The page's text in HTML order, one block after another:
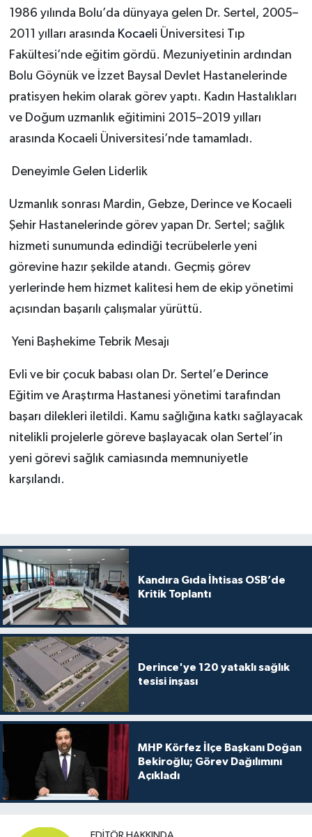
1986 yılında Bolu’da dünyaya gelen Dr. Sertel, 2005–
2011 yılları arasında Kocaeli Üniversitesi Tıp
Fakültesi’nde eğitim gördü. Mezuniyetinin ardından
Bolu Göynük ve İzzet Baysal Devlet Hastanelerinde
pratisyen hekim olarak görev yaptı. Kadın Hastalıkları
ve Doğum uzmanlık eğitimini 2015–2019 yılları
arasında Kocaeli Üniversitesi’nde tamamladı.
Deneyimle Gelen Liderlik
Uzmanlık sonrası Mardin, Gebze, Derince ve Kocaeli
Şehir Hastanelerinde görev yapan Dr. Sertel; sağlık
hizmeti sunumunda edindiği tecrübelerle yeni
görevine hazır şekilde atandı. Geçmiş görev
yerlerinde hem hizmet kalitesi hem de ekip yönetimi
açısından başarılı çalışmalar yürüttü.
Yeni Başhekime Tebrik Mesajı
Evli ve bir çocuk babası olan Dr. Sertel’e Derince
Eğitim ve Araştırma Hastanesi yönetimi tarafından
başarı dilekleri iletildi. Kamu sağlığına katkı sağlayacak
nitelikli projelerle göreve başlayacak olan Sertel’in
yeni görevi sağlık camiasında memnuniyetle
karşılandı.
Kandıra Gıda İhtisas OSB’de
Kritik Toplantı
Derince'ye 120 yataklı sağlık
tesisi inşası
MHP Körfez İlçe Başkanı Doğan
Bekiroğlu; Görev Dağılımını
Açıkladı